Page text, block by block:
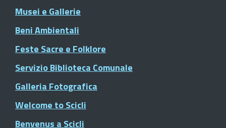
Musei e Gallerie
Beni Ambientali
Feste Sacre e Folklore
Servizio Biblioteca Comunale
Galleria Fotografica
Welcome to Scicli
Benvenus a Scicli